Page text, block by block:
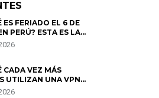
ES FERIADO EL 6 DE
PERÚ? ESTA ES LA
CADA VEZ MÁS
UTILIZAN UNA VPN
SU